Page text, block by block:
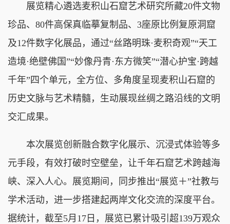
展览精心遴选麦积山石窟艺术研究所藏20件文物
珍品、80件高保真临摹复制品、3座原比例复原洞窟
及12件数字化展品，通过“丝路明珠·麦积奇观”“天工
造境·绝壁佛国”“妙像丹青·东方微笑”“潜心护宝·跨越
千年”四个单元，全方位、多角度呈现麦积山石窟的
历史文脉与艺术精髓，生动展现丝绸之路沿线的文明
交汇成果。
本次展览创新融合数字化展示、沉浸式体验等多
元手段，有效打破时空壁垒，让千年石窟艺术跨越海
峡、深入人心。展览期间，同步推出“展览＋”社教与
学术活动，进一步搭建起两岸文化交流的深度平台。
据统计，截至5月17日，展览已累计吸引超139万观众